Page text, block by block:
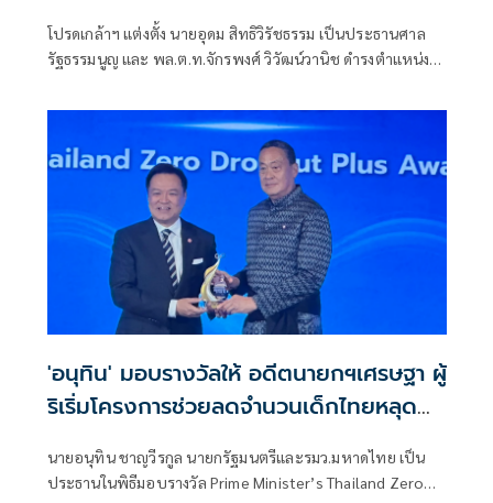
โปรดเกล้าฯ แต่งตั้ง นายอุดม สิทธิวิรัชธรรม เป็นประธานศาล
รัฐธรรมนูญ และ พล.ต.ท.จักรพงศ์ วิวัฒน์วานิช ดำรงตำแหน่ง
เป็นต้นไป
'อนุทิน' มอบรางวัลให้ อดีตนายกฯเศรษฐา ผู้
ริเริ่มโครงการช่วยลดจำนวนเด็กไทยหลุด
นายอนุทิน ชาญวีรกูล นายกรัฐมนตรีและรมว.มหาดไทย เป็น
ประธานในพิธีมอบรางวัล Prime Minister’s Thailand Zero